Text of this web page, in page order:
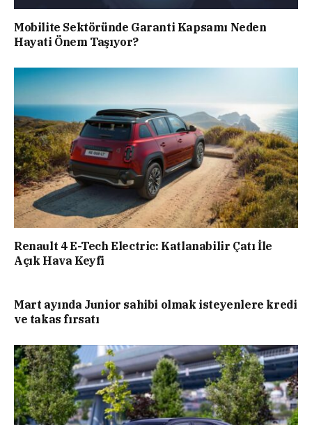
Mobilite Sektöründe Garanti Kapsamı Neden
Hayati Önem Taşıyor?
Renault 4 E-Tech Electric: Katlanabilir Çatı İle
Açık Hava Keyfi
Mart ayında Junior sahibi olmak isteyenlere kredi
ve takas fırsatı